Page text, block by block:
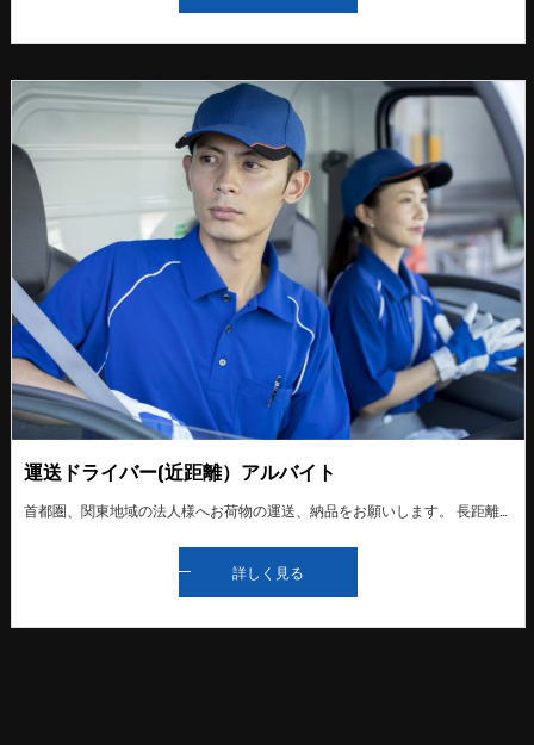
運送ドライバー(近距離）アルバイト
首都圏、関東地域の法人様へお荷物の運送、納品をお願いします。 長距離運送もたまにあります。 入社時にはベテランドライバーに同乗する形で、研修を行います。未経験者の方でも少しずつ仕事を覚えていただけるので安心です。 中型免許や運行管理者資格など、仕事に必要な免許や資格の取得費用を全て会社が負担します（条件有り） スタッフ一同仲が良く和気あいあいとしております。
詳しく見る